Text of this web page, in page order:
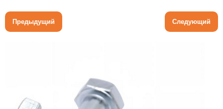
Предыдущий Следующий